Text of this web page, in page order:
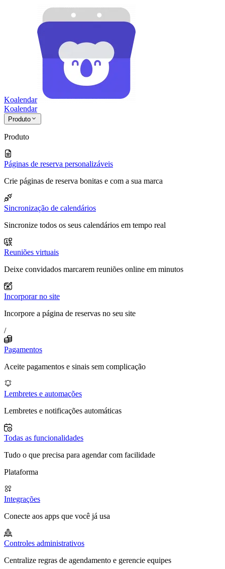
Koalendar
Koalendar
Produto
Produto
Páginas de reserva personalizáveis
Crie páginas de reserva bonitas e com a sua marca
Sincronização de calendários
Sincronize todos os seus calendários em tempo real
Reuniões virtuais
Deixe convidados marcarem reuniões online em minutos
Incorporar no site
Incorpore a página de reservas no seu site
/
Pagamentos
Aceite pagamentos e sinais sem complicação
Lembretes e automações
Lembretes e notificações automáticas
Todas as funcionalidades
Tudo o que precisa para agendar com facilidade
Plataforma
Integrações
Conecte aos apps que você já usa
Controles administrativos
Centralize regras de agendamento e gerencie equipes